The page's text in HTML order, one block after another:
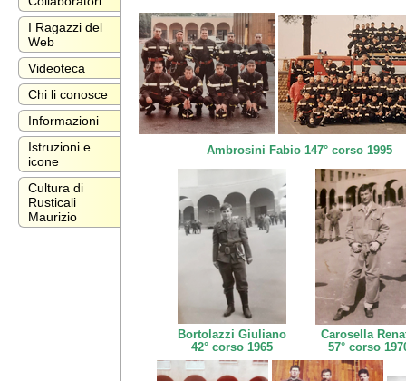
I Ragazzi del
Web
Videoteca
Chi li conosce
Informazioni
Istruzioni e
icone
Cultura di
Rusticali
Maurizio
Ambrosini Fabio 147° corso 1995
Bortolazzi Giuliano
42° corso 1965
Carosella
57° corso